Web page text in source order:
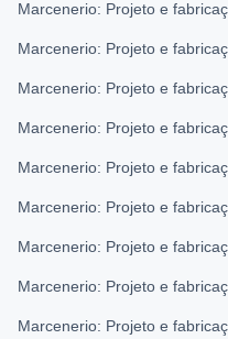
Marcenerio: Projeto e
Marcenerio: Projeto e
Marcenerio: Projeto e
Marcenerio: Projeto e
Marcenerio: Projeto e
Marcenerio: Projeto e
Marcenerio: Projeto e
Marcenerio: Projeto e
Marcenerio: Projeto e